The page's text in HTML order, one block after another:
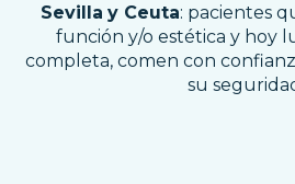
Sevilla y Ceuta: pacientes
función y/o estética y hoy
completa, comen con
su